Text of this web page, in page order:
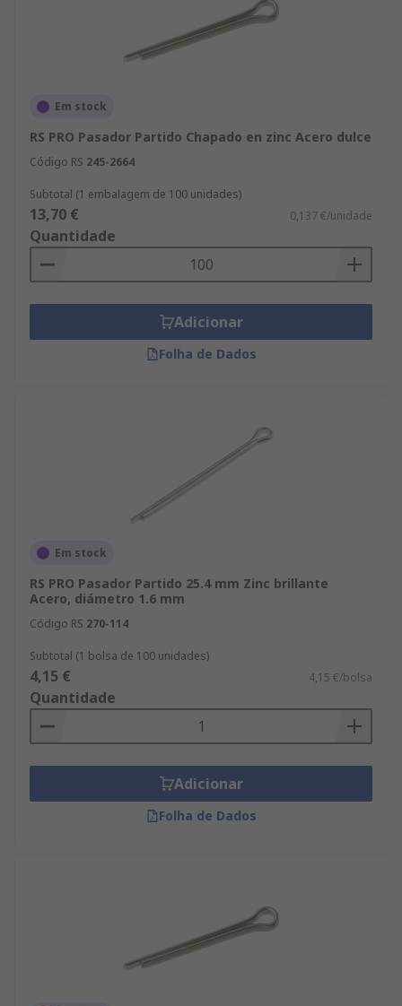
Em stock
RS PRO Pasador Partido Chapado en zinc Acero dulce
Código RS 245-2664
Subtotal (1 embalagem de 100 unidades)
13,70 € 0,137 €/unidade
Quantidade
Adicionar
Folha de Dados
Em stock
RS PRO Pasador Partido 25.4 mm Zinc brillante
Acero, diámetro 1.6 mm
Código RS 270-114
Subtotal (1 bolsa de 100 unidades)
4,15 € 4,15 €/bolsa
Quantidade
Adicionar
Folha de Dados